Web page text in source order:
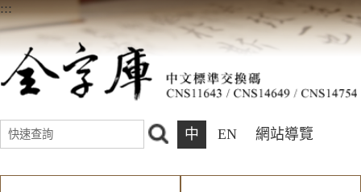
:::
中 EN 網站導覽